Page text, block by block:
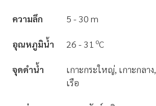
ความลึก 5 - 30 m
อุณหภูมิน้ำ 26 - 31 oC
จุดดำน้ำ
เกาะกระใหญ่, เกาะกลา
เรือ